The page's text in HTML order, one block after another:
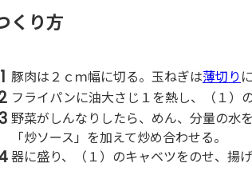
くり方
1 豚肉は２ｃｍ幅に切る。玉ねぎは薄切り
フライパンに油大さじ１を熱し、（１）
野菜がしんなりしたら、めん、分量の水
「炒ソース」を加えて炒め合わせる。
器に盛り、（１）のキャベツをのせ、揚げ